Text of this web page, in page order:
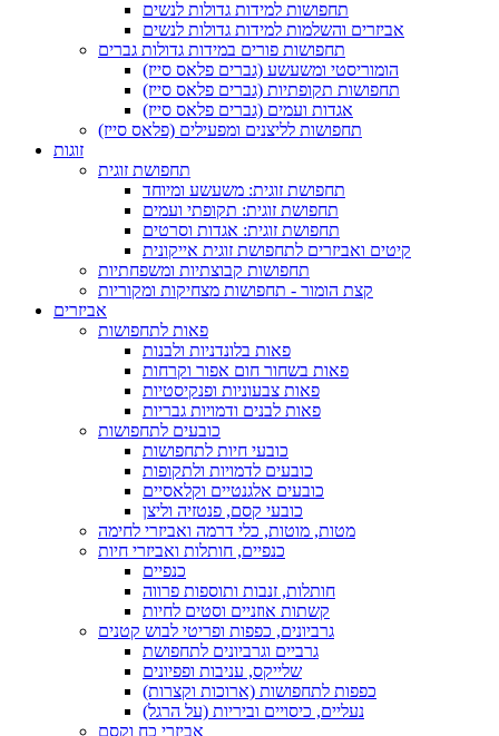
תחפושות למידות גדולות לנשים
אביזרים והשלמות למידות גדולות לנשים
תחפושות פורים במידות גדולות גברים
הומוריסטי ומשעשע (גברים פלאס סייז)
תחפושות תקופתיות (גברים פלאס סייז)
אגדות ועמים (גברים פלאס סייז)
תחפושות לליצנים ומפעילים (פלאס סייז)
זוגות
תחפושת זוגית
תחפושת זוגית: משעשע ומיוחד
תחפושת זוגית: תקופתי ועמים
תחפושת זוגית: אגדות וסרטים
קיטים ואביזרים לתחפושת זוגית אייקונית
תחפושות קבוצתיות ומשפחתיות
קצת הומור - תחפושות מצחיקות ומקוריות
אביזרים
פאות לתחפושות
פאות בלונדניות ולבנות
פאות בשחור חום אפור וקרחות
פאות צבעוניות ופנקיסטיות
פאות לבנים ודמויות גבריות
כובעים לתחפושות
כובעי חיות לתחפושות
כובעים לדמויות ולתקופות
כובעים אלגנטיים וקלאסיים
כובעי קסם, פנטזיה וליצן
מטות, מוטות, כלי דרמה ואביזרי לחימה
כנפיים, חותלות ואביזרי חיות
כנפיים
חותלות, זנבות ותוספות פרווה
קשתות אוזניים וסטים לחיות
גרביונים, כפפות ופריטי לבוש קטנים
גרביים וגרביונים לתחפושת
שלייקס, עניבות ופפיונים
כפפות לתחפושות (ארוכות וקצרות)
נעליים, כיסויים וביריות (על הרגל)
אביזרי כח וקסם